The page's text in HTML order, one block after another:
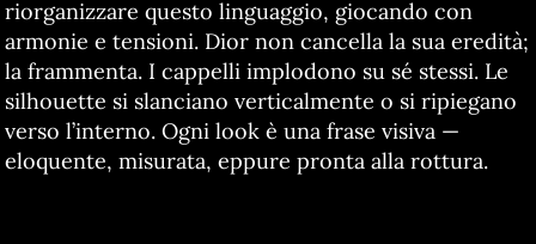
riorganizzare questo linguaggio, giocando con
armonie e tensioni. Dior non cancella la sua eredità;
la frammenta. I cappelli implodono su sé stessi. Le
silhouette si slanciano verticalmente o si ripiegano
verso l’interno. Ogni look è una frase visiva —
eloquente, misurata, eppure pronta alla rottura.